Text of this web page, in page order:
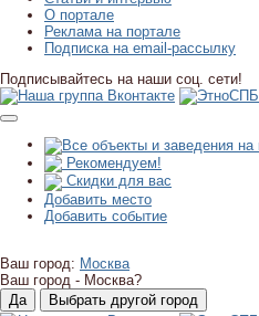
О портале
Реклама на портале
Подписка на email-рассылку
Подписывайтесь на наши соц. сети!
Рекомендуем!
Скидки для вас
Добавить место
Добавить событие
Ваш город: Москва
Ваш город - Москва?